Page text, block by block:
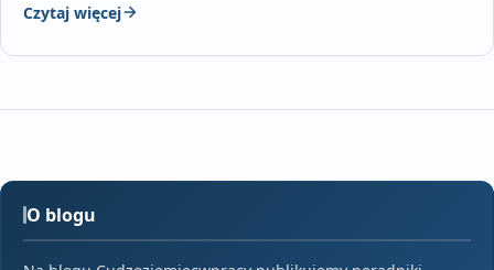
Czytaj więcej
O blogu